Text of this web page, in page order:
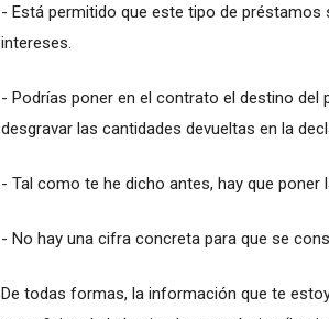
- Está permitido que este tipo de préstamos
intereses.
- Podrías poner en el contrato el destino
desgravar las cantidades devueltas en la
- Tal como te he dicho antes, hay que poner
- No hay una cifra concreta para que se
De todas formas, la información que te